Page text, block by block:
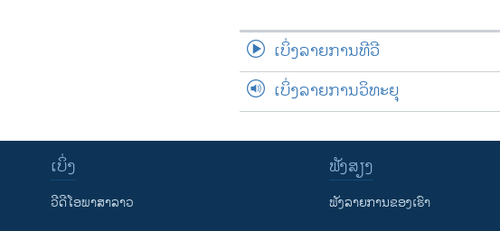
ເບິ່ງລາຍການທີວີ
ເບິ່ງລາຍການວິທະຍຸ
ເບິ່ງ
ວີດີໂອພາສາລາວ
ຟັງສຽງ
ຟັງລາຍການຂອງເຮົາ